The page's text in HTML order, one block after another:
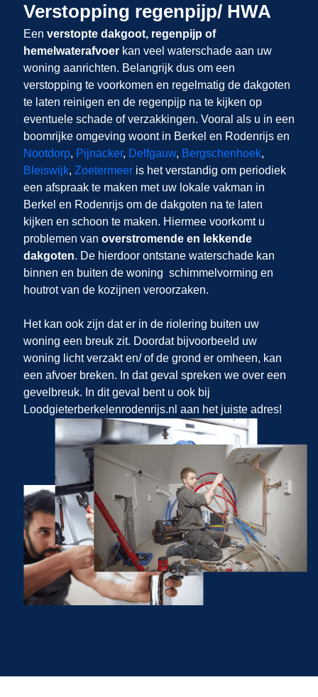
Verstopping regenpijp/ HWA
Een verstopte dakgoot, regenpijp of
hemelwaterafvoerkan veel waterschade aan uw
woning aanrichten. Belangrijk dus om een
verstopping te voorkomen en regelmatig de dakgoten
te laten reinigen en de regenpijp na te kijken op
eventuele schade of verzakkingen. Vooral als u in een
boomrijke omgeving woont in Berkel en Rodenrijs en
Nootdorp, Pijnacker, Delfgauw, Bergschenhoek,
Bleiswijk, Zoetermeeris het verstandig om periodiek
een afspraak te maken met uw lokale vakman in
Berkel en Rodenrijs om de dakgoten na te laten
kijken en schoon te maken. Hiermee voorkomt u
problemen van overstromende en lekkende
dakgoten. De hierdoor ontstane waterschade kan
binnen en buiten de woning schimmelvorming en
houtrot van de kozijnen veroorzaken.
Het kan ook zijn dat er in de riolering buiten uw
woning een breuk zit. Doordat bijvoorbeeld uw
woning licht verzakt en/ of de grond er omheen, kan
een afvoer breken. In dat geval spreken we over een
gevelbreuk. In dit geval bent u ook bij
Loodgieterberkelenrodenrijs.nl aan het juiste adres!